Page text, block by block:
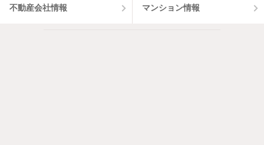
不動産会社情報 マンション情報